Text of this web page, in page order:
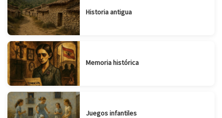
Historia antigua
Memoria histórica
Juegos infantiles